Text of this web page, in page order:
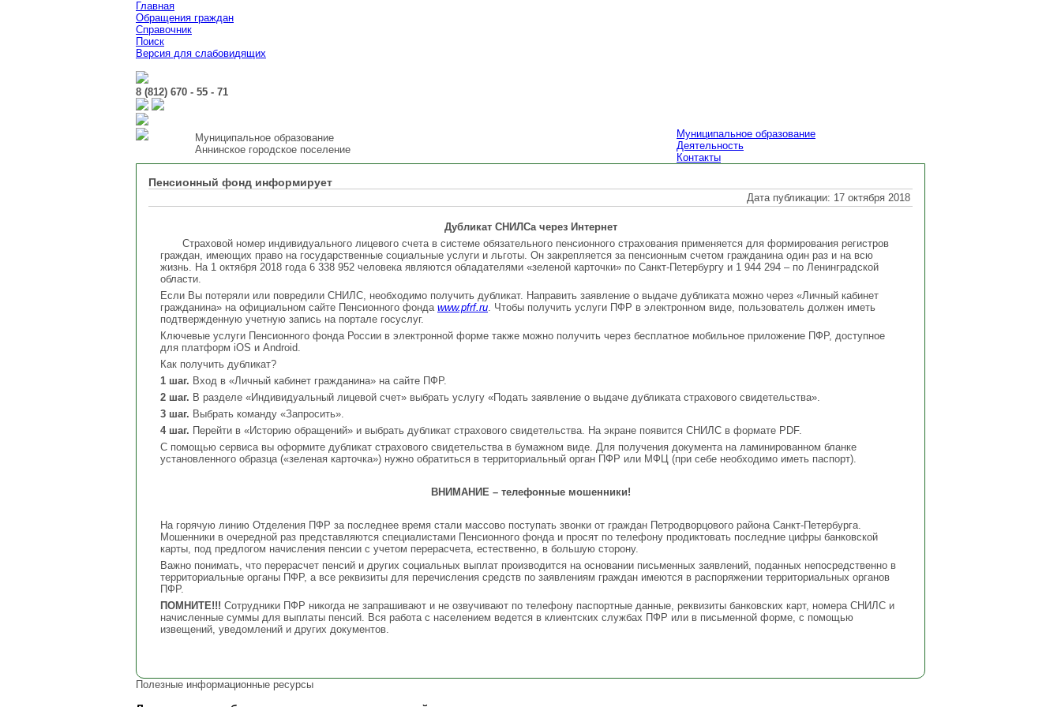
Главная
Обращения граждан
Справочник
Поиск
Версия для слабовидящих
8 (812) 670 - 55 - 71
Муниципальное образование
Аннинское городское поселение
Муниципальное образование
Деятельность
Контакты
Пенсионный фонд информирует
Дата публикации: 17 октября 2018
Дубликат СНИЛСа через Интернет
Страховой номер индивидуального лицевого счета в системе обязательного пенсионного страхования применяется для формирования регистров
граждан, имеющих право на государственные социальные услуги и льготы. Он закрепляется за пенсионным счетом гражданина один раз и на всю
жизнь. На 1 октября 2018 года 6 338 952 человека являются обладателями «зеленой карточки» по Санкт-Петербургу и 1 944 294 – по Ленинградской
области.
Если Вы потеряли или повредили СНИЛС, необходимо получить дубликат. Направить заявление о выдаче дубликата можно через «Личный кабинет
гражданина» на официальном сайте Пенcионного фонда www.pfrf.ru. Чтобы получить услуги ПФР в электронном виде, пользователь должен иметь
подтвержденную учетную запись на портале госуслуг.
Ключевые услуги Пенсионного фонда России в электронной форме также можно получить через бесплатное мобильное приложение ПФР, доступное
для платформ iOS и Android.
Как получить дубликат?
1 шаг. Вход в «Личный кабинет гражданина» на сайте ПФР.
2 шаг. В разделе «Индивидуальный лицевой счет» выбрать услугу «Подать заявление о выдаче дубликата страхового свидетельства».
3 шаг. Выбрать команду «Запросить».
4 шаг. Перейти в «Историю обращений» и выбрать дубликат страхового свидетельства. На экране появится СНИЛС в формате PDF.
С помощью сервиса вы оформите дубликат страхового свидетельства в бумажном виде. Для получения документа на ламинированном бланке
установленного образца («зеленая карточка») нужно обратиться в территориальный орган ПФР или МФЦ (при себе необходимо иметь паспорт).
ВНИМАНИЕ – телефонные мошенники!
На горячую линию Отделения ПФР за последнее время стали массово поступать звонки от граждан Петродворцового района Санкт-Петербурга.
Мошенники в очередной раз представляются специалистами Пенсионного фонда и просят по телефону продиктовать последние цифры банковской
карты, под предлогом начисления пенсии с учетом перерасчета, естественно, в большую сторону.
Важно понимать, что перерасчет пенсий и других социальных выплат производится на основании письменных заявлений, поданных непосредственно в
территориальные органы ПФР, а все реквизиты для перечисления средств по заявлениям граждан имеются в распоряжении территориальных органов
ПФР.
ПОМНИТЕ!!! Сотрудники ПФР никогда не запрашивают и не озвучивают по телефону паспортные данные, реквизиты банковских карт, номера СНИЛС и
начисленные суммы для выплаты пенсий. Вся работа с населением ведется в клиентских службах ПФР или в письменной форме, с помощью
извещений, уведомлений и других документов.
Полезные информационные ресурсы